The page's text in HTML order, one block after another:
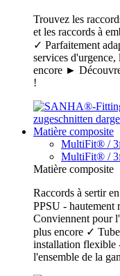
Trouvez les
et les raccords à
✓ Parfaitement
services
encore ►
!
Matière composite
MultiFit® /
MultiFit® /
Matière composite
Raccords à sertir
PPSU - hautement
Conviennent pour
plus encore ✓
installation flexible
l'ensemble de la